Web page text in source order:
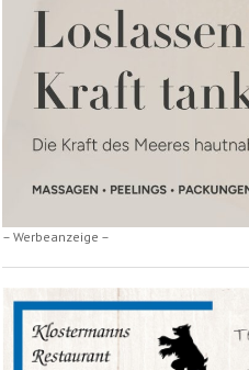
– Werbeanzeige –